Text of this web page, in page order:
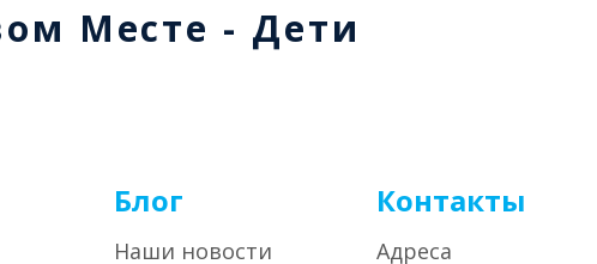
Месте - Дети
Блог
Наши новости
Контакты
Адреса